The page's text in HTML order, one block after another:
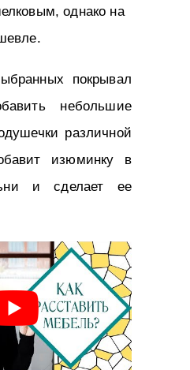
однако на
покрывал
небольшие
различной
изюминку в
и сделает ее